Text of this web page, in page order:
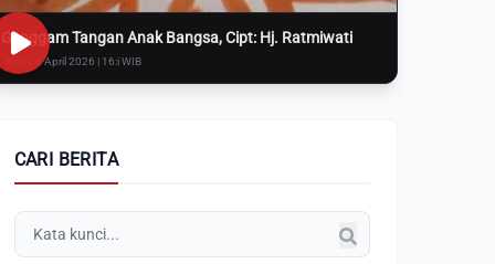
Genggam Tangan Anak Bangsa, Cipt: Hj. Ratmiwati
Rabu, 8 April 2026 | 16:i WIB
CARI BERITA